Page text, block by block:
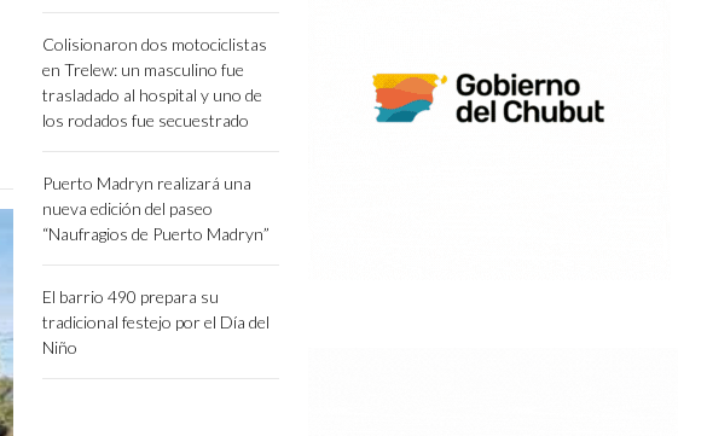
Colisionaron dos motociclistas
en Trelew: un masculino fue
trasladado al hospital y uno de
los rodados fue secuestrado
Puerto Madryn realizará una
nueva edición del paseo
“Naufragios de Puerto Madryn”
El barrio 490 prepara su
tradicional festejo por el Día del
Niño